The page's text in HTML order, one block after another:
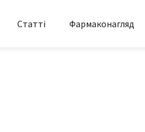
Статті Фармаконагляд